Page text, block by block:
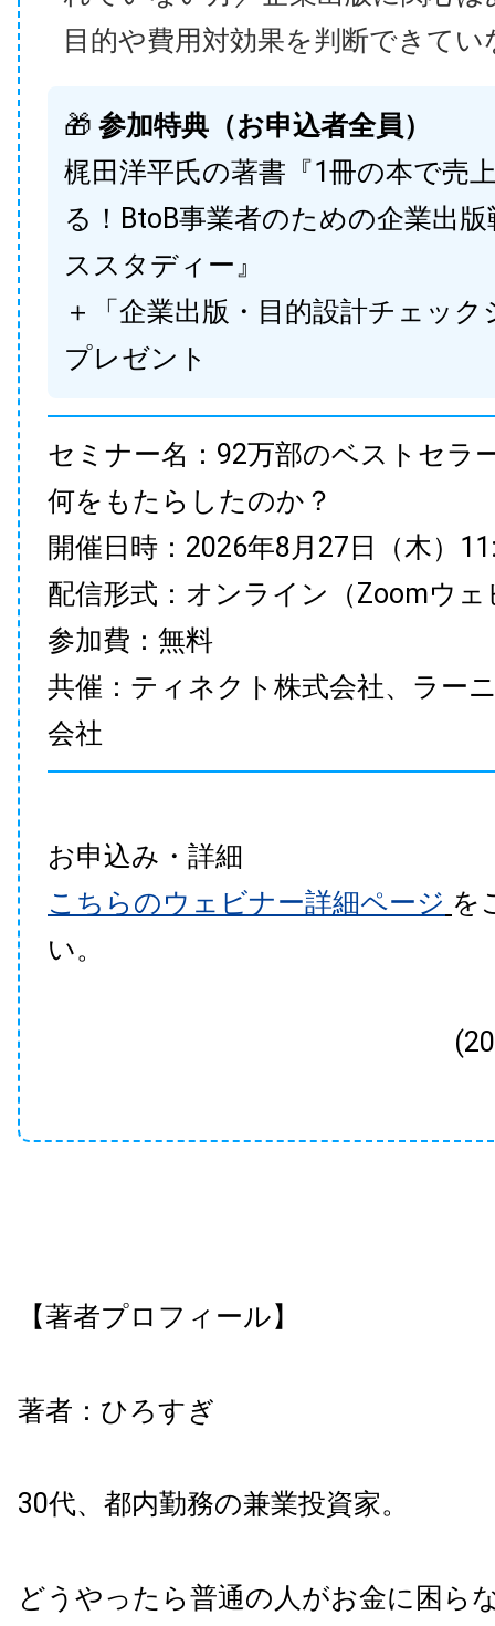
目的や費用対効果を判断できてい
🎁 参加特典（お申込者全員）
梶田洋平氏の著書『1冊の本で売
る！BtoB事業者のための企業出
ススタディー』
＋「企業出版・目的設計チェック
プレゼント
セミナー名：92万部のベストセラ
何をもたらしたのか？
開催日時：2026年8月27日（木）
配信形式：オンライン（Zoomウェ
参加費：無料
共催：ティネクト株式会社、ラー
会社
お申込み・詳細
こちらのウェビナー詳細ページ を
い。
【著者プロフィール】
著者：ひろすぎ
30代、都内勤務の兼業投資家。
どうやったら普通の人がお金に困ら